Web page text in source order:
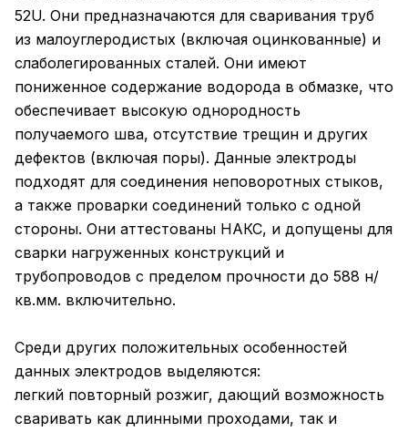
52U. Они предназначаются для сваривания труб
из малоуглеродистых (включая оцинкованные) и
слаболегированных сталей. Они имеют
пониженное содержание водорода в обмазке, что
обеспечивает высокую однородность
получаемого шва, отсутствие трещин и других
дефектов (включая поры). Данные электроды
подходят для соединения неповоротных стыков,
а также проварки соединений только с одной
стороны. Они аттестованы НАКС, и допущены для
сварки нагруженных конструкций и
трубопроводов с пределом прочности до 588 н/
кв.мм. включительно.
Среди других положительных особенностей
данных электродов выделяются:
легкий повторный розжиг, дающий возможность
сваривать как длинными проходами, так и